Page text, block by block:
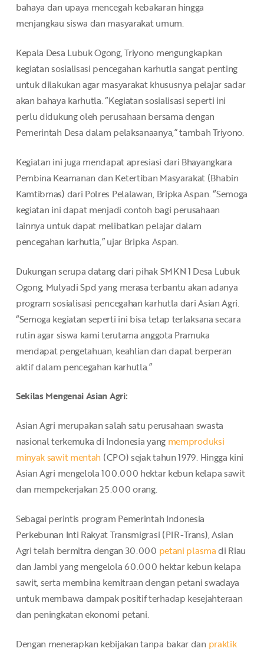
bahaya dan upaya mencegah kebakaran hingga
menjangkau siswa dan masyarakat umum.
Kepala Desa Lubuk Ogong, Triyono mengungkapkan
kegiatan sosialisasi pencegahan karhutla sangat penting
untuk dilakukan agar masyarakat khususnya pelajar sadar
akan bahaya karhutla. “Kegiatan sosialisasi seperti ini
perlu didukung oleh perusahaan bersama dengan
Pemerintah Desa dalam pelaksanaanya,” tambah Triyono.
Kegiatan ini juga mendapat apresiasi dari Bhayangkara
Pembina Keamanan dan Ketertiban Masyarakat (Bhabin
Kamtibmas) dari Polres Pelalawan, Bripka Aspan. “Semoga
kegiatan ini dapat menjadi contoh bagi perusahaan
lainnya untuk dapat melibatkan pelajar dalam
pencegahan karhutla,” ujar Bripka Aspan.
Dukungan serupa datang dari pihak SMKN 1 Desa Lubuk
Ogong, Mulyadi Spd yang merasa terbantu akan adanya
program sosialisasi pencegahan karhutla dari Asian Agri.
“Semoga kegiatan seperti ini bisa tetap terlaksana secara
rutin agar siswa kami terutama anggota Pramuka
mendapat pengetahuan, keahlian dan dapat berperan
aktif dalam pencegahan karhutla.”
Sekilas Mengenai Asian Agri:
Asian Agri merupakan salah satu perusahaan swasta
nasional terkemuka di Indonesia yang memproduksi
minyak sawit mentah (CPO) sejak tahun 1979. Hingga kini
Asian Agri mengelola 100.000 hektar kebun kelapa sawit
dan mempekerjakan 25.000 orang.
Sebagai perintis program Pemerintah Indonesia
Perkebunan Inti Rakyat Transmigrasi (PIR-Trans), Asian
Agri telah bermitra dengan 30.000 petani plasmadi Riau
dan Jambi yang mengelola 60.000 hektar kebun kelapa
sawit, serta membina kemitraan dengan petani swadaya
untuk membawa dampak positif terhadap kesejahteraan
dan peningkatan ekonomi petani.
Dengan menerapkan kebijakan tanpa bakar dan praktik